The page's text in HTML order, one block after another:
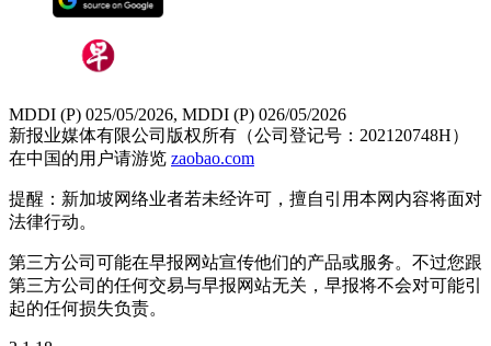
MDDI (P) 025/05/2026, MDDI (P) 026/05/2026
新报业媒体有限公司版权所有（公司登记号：202120748H）
在中国的用户请游览 zaobao.com
提醒：新加坡网络业者若未经许可，擅自引用本网内容将面对
法律行动。
第三方公司可能在早报网站宣传他们的产品或服务。不过您跟
第三方公司的任何交易与早报网站无关，早报将不会对可能引
起的任何损失负责。